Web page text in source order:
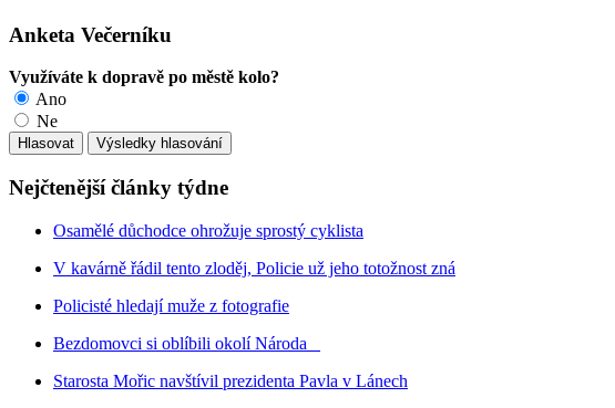
Anketa Večerníku
Využíváte k dopravě po městě kolo?
Ano
Ne
Nejčtenější články týdne
Osamělé důchodce ohrožuje sprostý cyklista
V kavárně řádil tento zloděj, Policie už jeho totožnost zná
Policisté hledají muže z fotografie
Bezdomovci si oblíbili okolí Národa
Starosta Mořic navštívil prezidenta Pavla v Lánech